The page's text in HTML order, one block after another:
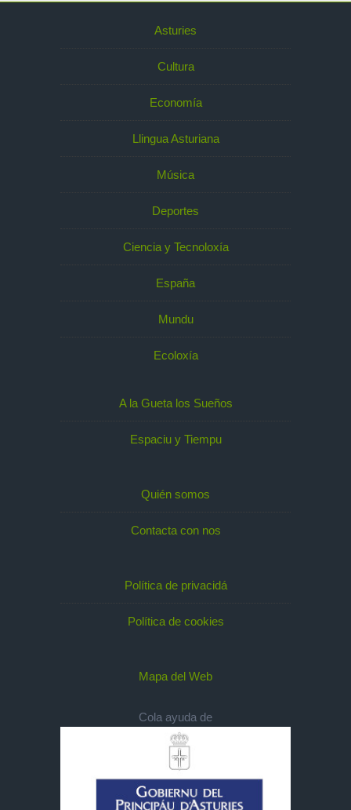
Asturies
Cultura
Economía
Llingua Asturiana
Música
Deportes
Ciencia y Tecnoloxía
España
Mundu
Ecoloxía
A la Gueta los Sueños
Espaciu y Tiempu
Quién somos
Contacta con nos
Política de privacidá
Política de cookies
Mapa del Web
Cola ayuda de